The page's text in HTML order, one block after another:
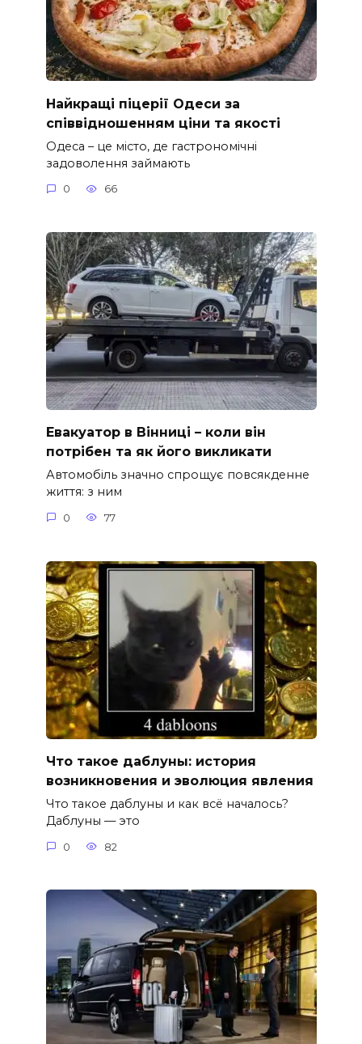
Найкращі піцерії Одеси за
співвідношенням ціни та якості
Одеса – це місто, де гастрономічні
задоволення займають
0 66
Евакуатор в Вінниці – коли він
потрібен та як його викликати
Автомобіль значно спрощує повсякденне
життя: з ним
0 77
Что такое даблуны: история
возникновения и эволюция явления
Что такое даблуны и как всё началось?
Даблуны — это
0 82